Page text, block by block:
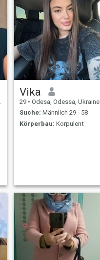
Vika
29 • Odesa, Odessa, Ukraine
Suche: Männlich 29 - 58
Körperbau: Korpulent